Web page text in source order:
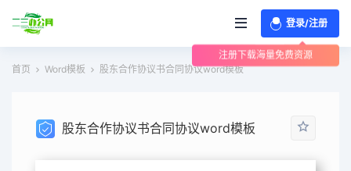
登录/注册
注册下载海量免费资源
首页 Word模板 股东合作协议书合同协议word模板
股东合作协议书合同协议word模板